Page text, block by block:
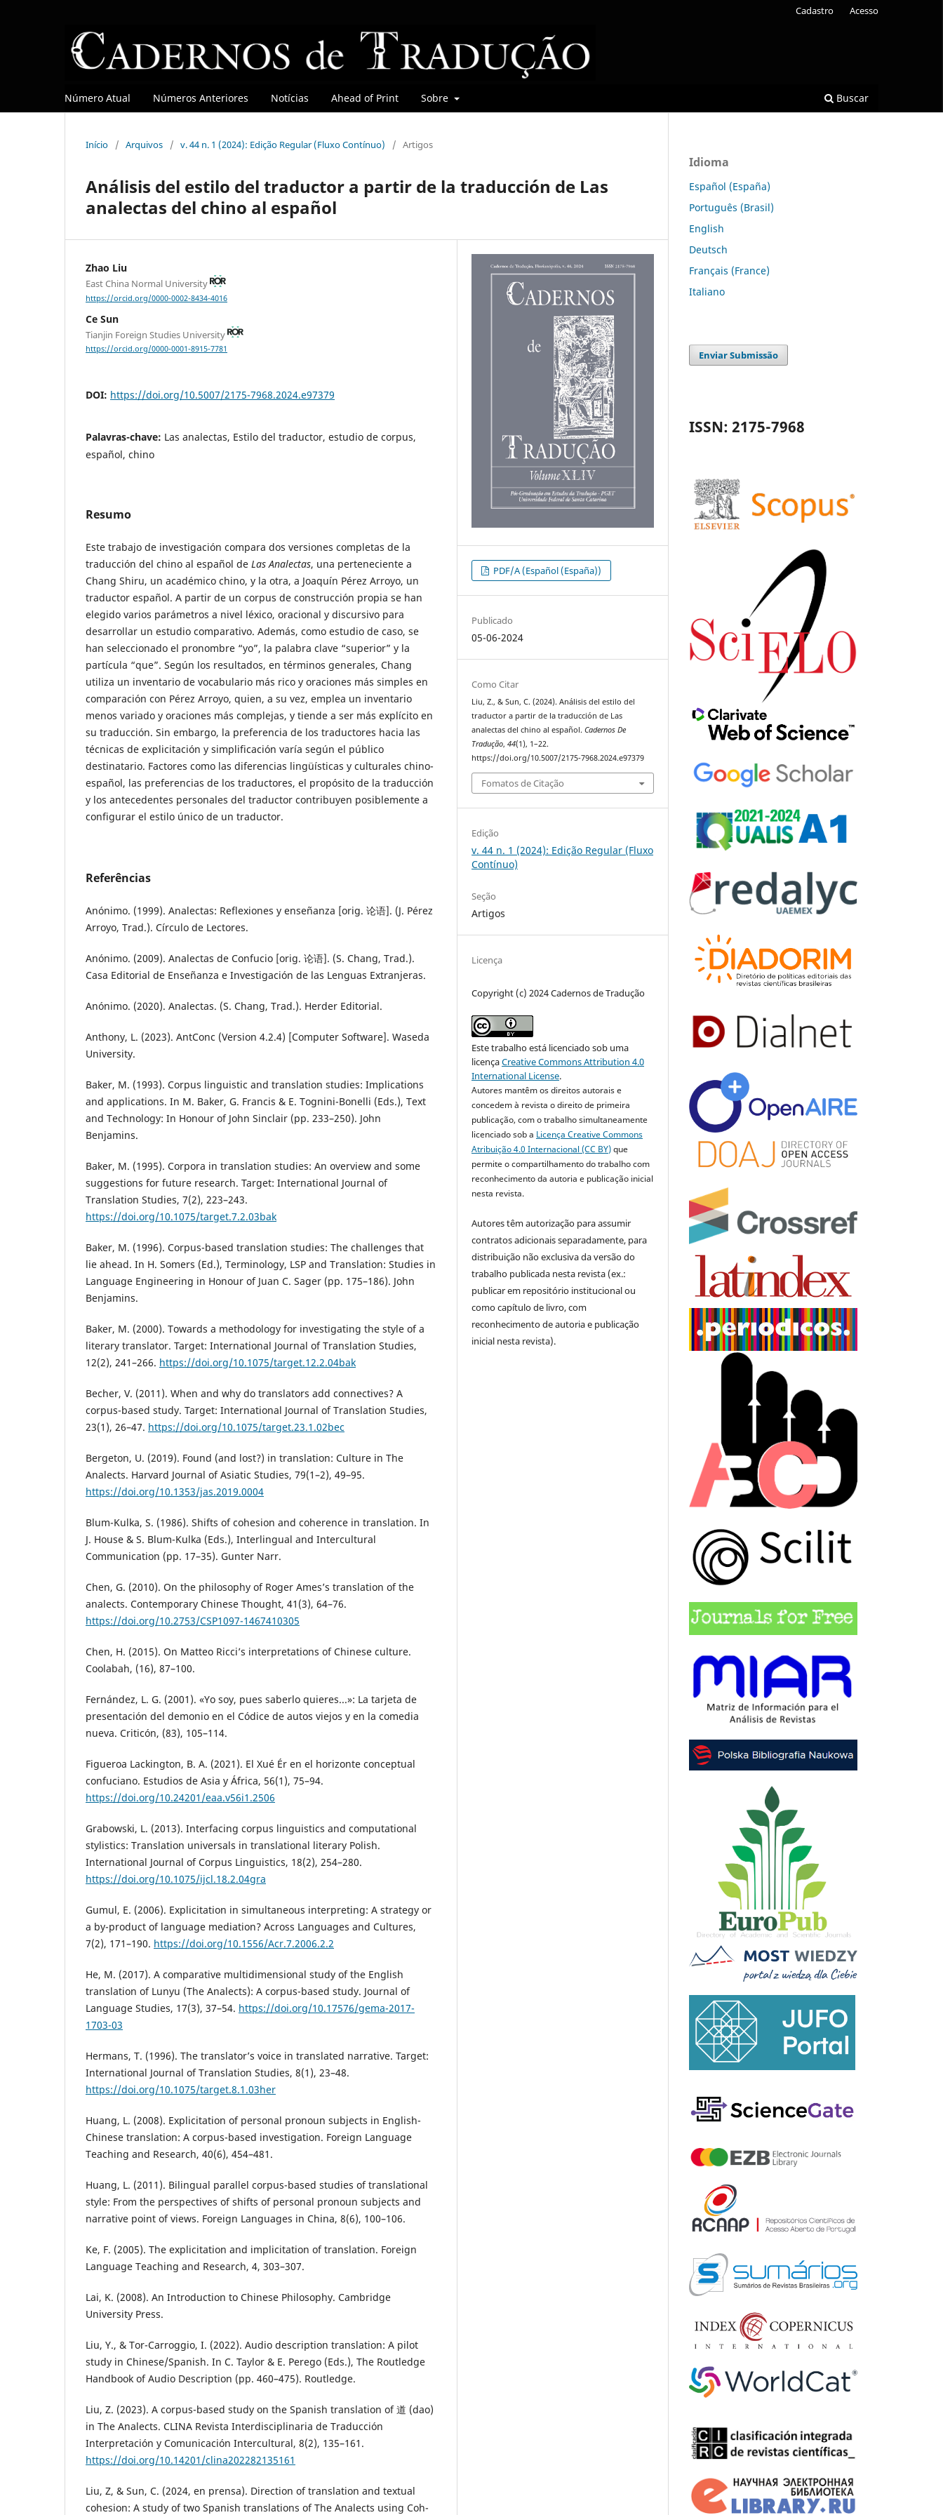
Número Atual Números Anteriores Notícias Ahead of Print Sobre Buscar
Cadastro Acesso
Início / Arquivos / v. 44 n. 1 (2024): Edição Regular (Fluxo Contínuo) / Artigos
Análisis del estilo del traductor a partir de la traducción de Las
analectas del chino al español
Zhao Liu
East China Normal University
https://orcid.org/0000-0002-8434-4016
Ce Sun
Tianjin Foreign Studies University
https://orcid.org/0000-0001-8915-7781
DOI: https://doi.org/10.5007/2175-7968.2024.e97379
Palavras-chave: Las analectas, Estilo del traductor, estudio de corpus,
español, chino
Resumo
Este trabajo de investigación compara dos versiones completas de la
traducción del chino al español de Las Analectas, una perteneciente a
Chang Shiru, un académico chino, y la otra, a Joaquín Pérez Arroyo, un
traductor español. A partir de un corpus de construcción propia se han
elegido varios parámetros a nivel léxico, oracional y discursivo para
desarrollar un estudio comparativo. Además, como estudio de caso, se
han seleccionado el pronombre “yo”, la palabra clave “superior” y la
partícula “que”. Según los resultados, en términos generales, Chang
utiliza un inventario de vocabulario más rico y oraciones más simples en
comparación con Pérez Arroyo, quien, a su vez, emplea un inventario
menos variado y oraciones más complejas, y tiende a ser más explícito en
su traducción. Sin embargo, la preferencia de los traductores hacia las
técnicas de explicitación y simplificación varía según el público
destinatario. Factores como las diferencias lingüísticas y culturales chino-
español, las preferencias de los traductores, el propósito de la traducción
y los antecedentes personales del traductor contribuyen posiblemente a
configurar el estilo único de un traductor.
Referências
Anónimo. (1999). Analectas: Reflexiones y enseñanza [orig. 论语]. (J. Pérez
Arroyo, Trad.). Círculo de Lectores.
Anónimo. (2009). Analectas de Confucio [orig. 论语]. (S. Chang, Trad.).
Casa Editorial de Enseñanza e Investigación de las Lenguas Extranjeras.
Anónimo. (2020). Analectas. (S. Chang, Trad.). Herder Editorial.
Anthony, L. (2023). AntConc (Version 4.2.4) [Computer Software]. Waseda
University.
Baker, M. (1993). Corpus linguistic and translation studies: Implications
and applications. In M. Baker, G. Francis & E. Tognini-Bonelli (Eds.), Text
and Technology: In Honour of John Sinclair (pp. 233–250). John
Benjamins.
Baker, M. (1995). Corpora in translation studies: An overview and some
suggestions for future research. Target: International Journal of
Translation Studies, 7(2), 223–243.
https://doi.org/10.1075/target.7.2.03bak
Baker, M. (1996). Corpus-based translation studies: The challenges that
lie ahead. In H. Somers (Ed.), Terminology, LSP and Translation: Studies in
Language Engineering in Honour of Juan C. Sager (pp. 175–186). John
Benjamins.
Baker, M. (2000). Towards a methodology for investigating the style of a
literary translator. Target: International Journal of Translation Studies,
12(2), 241–266. https://doi.org/10.1075/target.12.2.04bak
Becher, V. (2011). When and why do translators add connectives? A
corpus-based study. Target: International Journal of Translation Studies,
23(1), 26–47. https://doi.org/10.1075/target.23.1.02bec
Bergeton, U. (2019). Found (and lost?) in translation: Culture in The
Analects. Harvard Journal of Asiatic Studies, 79(1–2), 49–95.
https://doi.org/10.1353/jas.2019.0004
Blum-Kulka, S. (1986). Shifts of cohesion and coherence in translation. In
J. House & S. Blum-Kulka (Eds.), Interlingual and Intercultural
Communication (pp. 17–35). Gunter Narr.
Chen, G. (2010). On the philosophy of Roger Ames’s translation of the
analects. Contemporary Chinese Thought, 41(3), 64–76.
https://doi.org/10.2753/CSP1097-1467410305
Chen, H. (2015). On Matteo Ricci’s interpretations of Chinese culture.
Coolabah, (16), 87–100.
Fernández, L. G. (2001). «Yo soy, pues saberlo quieres...»: La tarjeta de
presentación del demonio en el Códice de autos viejos y en la comedia
nueva. Criticón, (83), 105–114.
Figueroa Lackington, B. A. (2021). El Xué Ér en el horizonte conceptual
confuciano. Estudios de Asia y África, 56(1), 75–94.
https://doi.org/10.24201/eaa.v56i1.2506
Grabowski, L. (2013). Interfacing corpus linguistics and computational
stylistics: Translation universals in translational literary Polish.
International Journal of Corpus Linguistics, 18(2), 254–280.
https://doi.org/10.1075/ijcl.18.2.04gra
Gumul, E. (2006). Explicitation in simultaneous interpreting: A strategy or
a by-product of language mediation? Across Languages and Cultures,
7(2), 171–190. https://doi.org/10.1556/Acr.7.2006.2.2
He, M. (2017). A comparative multidimensional study of the English
translation of Lunyu (The Analects): A corpus-based study. Journal of
Language Studies, 17(3), 37–54. https://doi.org/10.17576/gema-2017-
1703-03
Hermans, T. (1996). The translator’s voice in translated narrative. Target:
International Journal of Translation Studies, 8(1), 23–48.
https://doi.org/10.1075/target.8.1.03her
Huang, L. (2008). Explicitation of personal pronoun subjects in English-
Chinese translation: A corpus-based investigation. Foreign Language
Teaching and Research, 40(6), 454–481.
Huang, L. (2011). Bilingual parallel corpus-based studies of translational
style: From the perspectives of shifts of personal pronoun subjects and
narrative point of views. Foreign Languages in China, 8(6), 100–106.
Ke, F. (2005). The explicitation and implicitation of translation. Foreign
Language Teaching and Research, 4, 303–307.
Lai, K. (2008). An Introduction to Chinese Philosophy. Cambridge
University Press.
Liu, Y., & Tor-Carroggio, I. (2022). Audio description translation: A pilot
study in Chinese/Spanish. In C. Taylor & E. Perego (Eds.), The Routledge
Handbook of Audio Description (pp. 460–475). Routledge.
Liu, Z. (2023). A corpus-based study on the Spanish translation of 道 (dao)
in The Analects. CLINA Revista Interdisciplinaria de Traducción
Interpretación y Comunicación Intercultural, 8(2), 135–161.
https://doi.org/10.14201/clina202282135161
Liu, Z, & Sun, C. (2024, en prensa). Direction of translation and textual
cohesion: A study of two Spanish translations of The Analects using Coh-
PDF/A (Español (España))
Publicado
05-06-2024
Como Citar
Liu, Z., & Sun, C. (2024). Análisis del estilo del
traductor a partir de la traducción de Las
analectas del chino al español.Cadernos De
Tradução,44(1), 1–22.
https://doi.org/10.5007/2175-7968.2024.e97379
Fomatos de Citação
Edição
v. 44 n. 1 (2024): Edição Regular (Fluxo
Contínuo)
Seção
Artigos
Licença
Copyright (c) 2024 Cadernos de Tradução
Este trabalho está licenciado sob uma
licençaCreative Commons Attribution 4.0
International License.
Autores mantêm os direitos autorais e
concedem à revista o direito de primeira
publicação, com o trabalho simultaneamente
licenciado sob a Licença Creative Commons
Atribuição 4.0 Internacional (CC BY)que
permite o compartilhamento do trabalho com
reconhecimento da autoria e publicação inicial
nesta revista.
Autores têm autorização para assumir
contratos adicionais separadamente, para
distribuição não exclusiva da versão do
trabalho publicada nesta revista (ex.:
publicar em repositório institucional ou
como capítulo de livro, com
reconhecimento de autoria e publicação
inicial nesta revista).
Idioma
Español (España)
Português (Brasil)
English
Deutsch
Français (France)
Italiano
Enviar Submissão
ISSN: 2175-7968